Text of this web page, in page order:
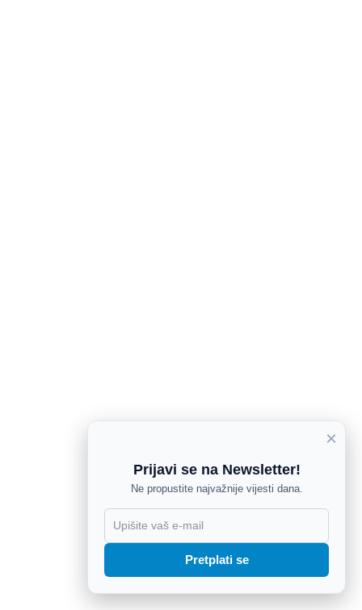
×
Prijavi se na Newsletter!
Ne propustite najvažnije vijesti dana.
Pretplati se